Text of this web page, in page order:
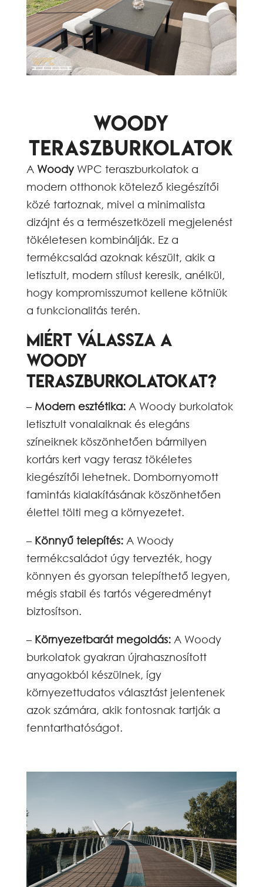
Woody
Teraszburkolatok
A WoodyWPC teraszburkolatok a
modern otthonok kötelező kiegészítői
közé tartoznak, mivel a minimalista
dizájnt és a természetközeli megjelenést
tökéletesen kombinálják. Ez a
termékcsalád azoknak készült, akik a
letisztult, modern stílust keresik, anélkül,
hogy kompromisszumot kellene kötniük
a funkcionalitás terén.
Miért válassza a
Woody
teraszburkolatokat?
– Modern esztétika:A Woody burkolatok
letisztult vonalaiknak és elegáns
színeiknek köszönhetően bármilyen
kortárs kert vagy terasz tökéletes
kiegészítői lehetnek. Dombornyomott
famintás kialakításának köszönhetően
élettel tölti meg a környezetet.
– Könnyű telepítés:A Woody
termékcsaládot úgy tervezték, hogy
könnyen és gyorsan telepíthető legyen,
mégis stabil és tartós végeredményt
biztosítson.
– Környezetbarát megoldás:A Woody
burkolatok gyakran újrahasznosított
anyagokból készülnek, így
környezettudatos választást jelentenek
azok számára, akik fontosnak tartják a
fenntarthatóságot.